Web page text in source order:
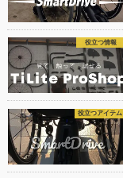
役立つ情報
役立つアイテム